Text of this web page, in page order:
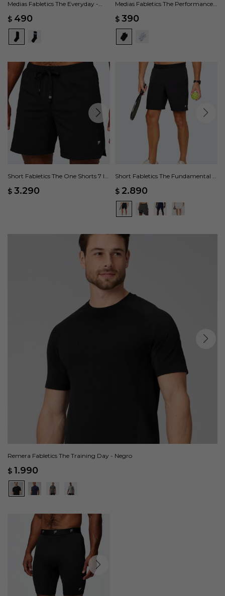
Medias Fabletics The Everyday -
$ 490
Medias Fabletics The Performance -
$ 390
Short Fabletics The One Shorts 7 In
$ 3.290
Short Fabletics The Fundamental II
$ 2.890
Remera Fabletics The Training Day - Negro
$ 1.990